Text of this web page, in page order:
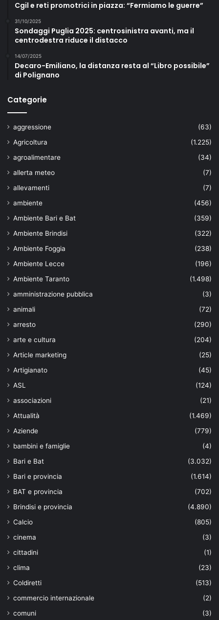
Cgil e reti promotrici in piazza: “Fermiamo le guerre”
31/10/2025
Sondaggi Puglia 2025: centrosinistra avanti, ma il
centrodestra riduce il distacco
14/07/2025
Decaro-Emiliano, la distanza resta al “Libro possibile”
di Polignano
Categorie
aggressione
(63)
Agricoltura
(1.225)
agroalimentare
(34)
allerta meteo
(7)
allevamenti
(7)
ambiente
(456)
Ambiente Bari e Bat
(359)
Ambiente Brindisi
(322)
Ambiente Foggia
(238)
Ambiente Lecce
(196)
Ambiente Taranto
(1.498)
amministrazione pubblica
(3)
animali
(72)
arresto
(290)
arte e cultura
(204)
Article marketing
(25)
Artigianato
(45)
ASL
(124)
associazioni
(21)
Attualità
(1.469)
Aziende
(779)
bambini e famiglie
(4)
Bari e Bat
(3.032)
Bari e provincia
(1.614)
BAT e provincia
(702)
Brindisi e provincia
(4.890)
Calcio
(805)
cinema
(3)
cittadini
(1)
clima
(23)
Coldiretti
(513)
commercio internazionale
(2)
comuni
(3)